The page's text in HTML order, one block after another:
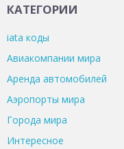
КАТЕГОРИИ
iata коды
Авиакомпании мира
Аренда автомобилей
Аэропорты мира
Города мира
Интересное